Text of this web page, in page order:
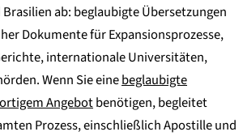
ab: beglaubigte Übersetzungen
Dokumente für Expansionsprozesse,
internationale Universitäten,
Wenn Sie einebeglaubigte
Angebotbenötigen, begleitet
Prozess, einschließlich Apostille und